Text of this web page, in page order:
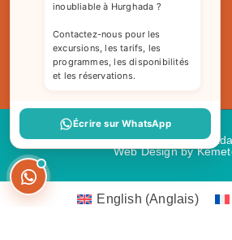
inoubliable à Hurghada ?
Contactez-nous pour les
excursions, les tarifs, les
programmes, les disponibilités
et les réservations.
Écrire sur WhatsApp
Copyright 2026 © Elite Tours
Web Designby
English (Anglais)